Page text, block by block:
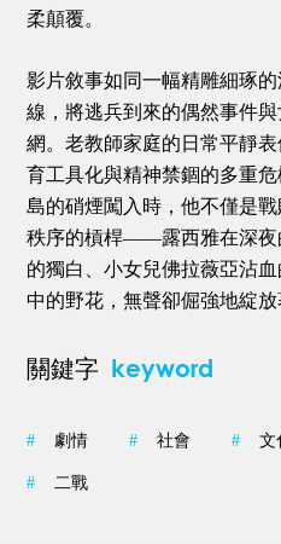
柔顛覆。
影片敘事如同一幅精雕細琢
線，將逃兵到來的偶然事件
網。老教師家庭的日常平靜
育工具化與精神禁錮的多重
島的硝煙闖入時，他不僅是
秩序的槓桿——露西雅在深夜
的獨白、小女兒佛拉薇亞沾
中的野花，無聲卻倔強地綻放
關鍵字 keyword
# 劇情 # 社會 # 文
# 二戰